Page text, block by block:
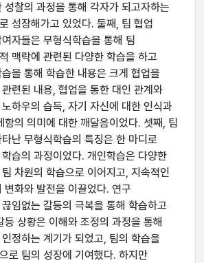
성찰의 과정을 통해 각자가 되고자하는
성장해가고 있었다. 둘째, 팀 협업
자들은 무형식학습을 통해 팀
맥락에 관련된 다양한 학습을 하고
을 통해 학습한 내용은 크게 협업을
련된 내용, 협업을 통한 대인 관계와
하우의 습득, 자기 자신에 대한 인식과
함의 의미에 대한 깨달음이었다. 셋째, 팀
난 무형식학습의 특징은 한 마디로
습의 과정이었다. 개인학습은 다양한
차원의 학습으로 이어지고, 지속적인
변화와 발전을 이끌었다. 연구
임없는 갈등의 극복을 통해 학습하고
등 상황은 이해와 조정의 과정을 통해
정하는 계기가 되었고, 팀의 학습을
로 팀의 성장에 기여했다. 하지만